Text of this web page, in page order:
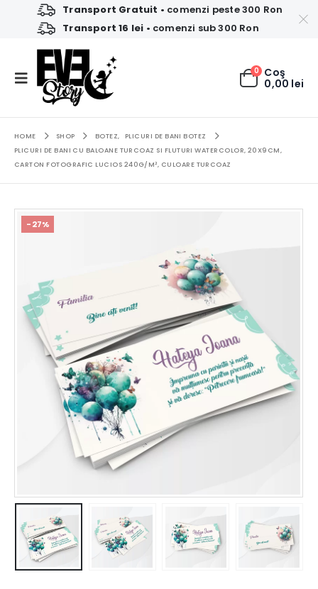
Transport Gratuit • comenzi peste 300 Ron
Transport 16 lei • comenzi sub 300 Ron
0 Coş
0,00 lei
HOME SHOP BOTEZ,
PLICURI DE BANI BOTEZ
PLICURI DE BANI CU BALOANE TURCOAZ SI FLUTURI WATERCOLOR, 20X9CM,
CARTON FOTOGRAFIC LUCIOS 240G/M², CULOARE TURCOAZ
-27%